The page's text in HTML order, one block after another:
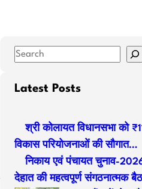
S
aLatest Posts
श्री कोलायत विधानसभा को
विकास परियोजनाओं की सौगात…
निकाय एवं पंचायत चुनाव-
देहात की महत्वपूर्ण संगठनात्मक